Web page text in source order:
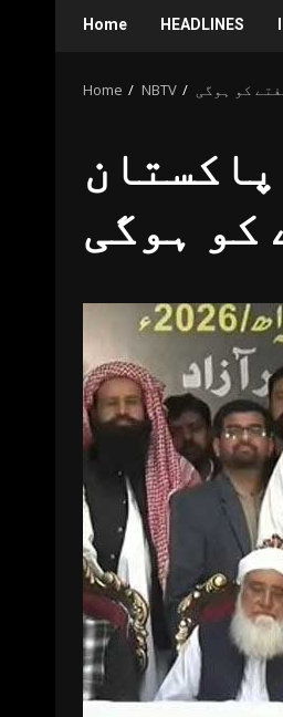
Home HEADLINES
Home NBTV کو ہوگی
کو ہوگی